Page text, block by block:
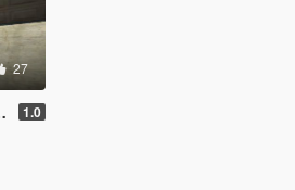
27
1.0